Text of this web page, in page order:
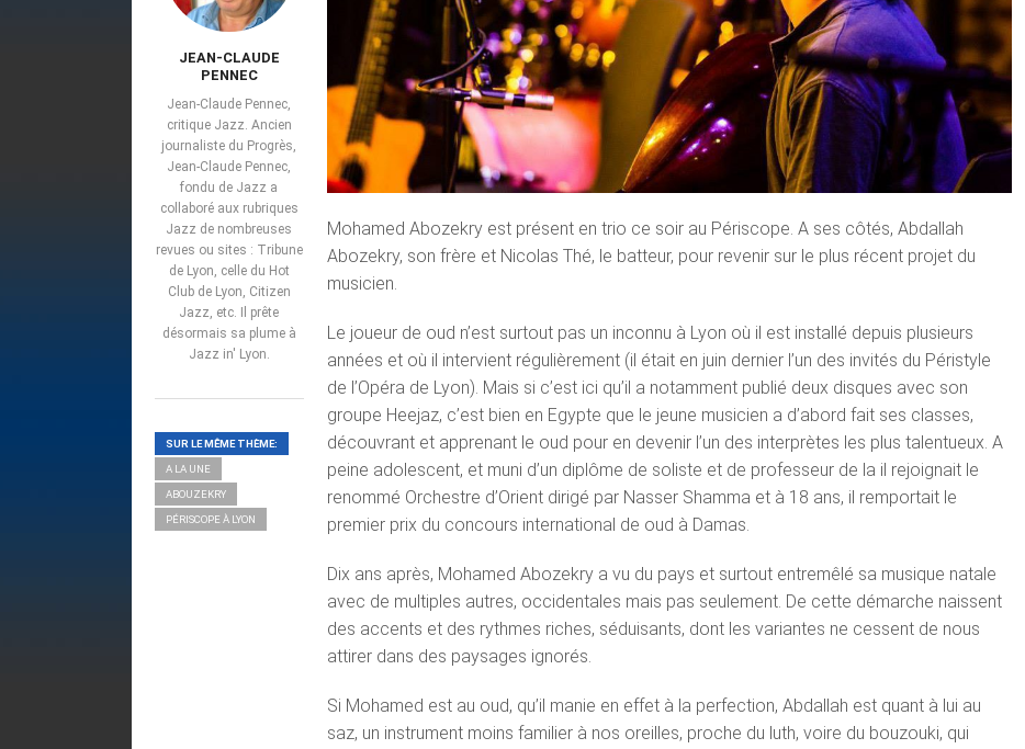
Mohamed Abozekry est présent en trio ce soir au Périscope. A ses côtés, Abdallah
Abozekry, son frère et Nicolas Thé, le batteur, pour revenir sur le plus récent projet du
musicien.
Le joueur de oud n’est surtout pas un inconnu à Lyon où il est installé depuis plusieurs
années et où il intervient régulièrement (il était en juin dernier l’un des invités du Péristyle
de l’Opéra de Lyon). Mais si c’est ici qu’il a notamment publié deux disques avec son
groupe Heejaz, c’est bien en Egypte que le jeune musicien a d’abord fait ses classes,
découvrant et apprenant le oud pour en devenir l’un des interprètes les plus talentueux. A
peine adolescent, et muni d’un diplôme de soliste et de professeur de la il rejoignait le
renommé Orchestre d’Orient dirigé par Nasser Shamma et à 18 ans, il remportait le
premier prix du concours international de oud à Damas.
Dix ans après, Mohamed Abozekry a vu du pays et surtout entremêlé sa musique natale
avec de multiples autres, occidentales mais pas seulement. De cette démarche naissent
des accents et des rythmes riches, séduisants, dont les variantes ne cessent de nous
attirer dans des paysages ignorés.
Si Mohamed est au oud, qu’il manie en effet à la perfection, Abdallah est quant à lui au
saz, un instrument moins familier à nos oreilles, proche du luth, voire du bouzouki, qui
JEAN-CLAUDE
PENNEC
Jean-Claude Pennec,
critique Jazz. Ancien
journaliste du Progrès,
Jean-Claude Pennec,
fondu de Jazz a
collaboré aux rubriques
Jazz de nombreuses
revues ou sites : Tribune
de Lyon, celle du Hot
Club de Lyon, Citizen
Jazz, etc. Il prête
désormais sa plume à
Jazz in' Lyon.
SUR LE MÊME THÈME:
A LA UNE
ABOUZEKRY
PÉRISCOPE À LYON